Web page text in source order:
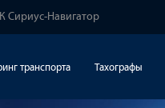
Сириус-Навигатор
транспорта Тахографы